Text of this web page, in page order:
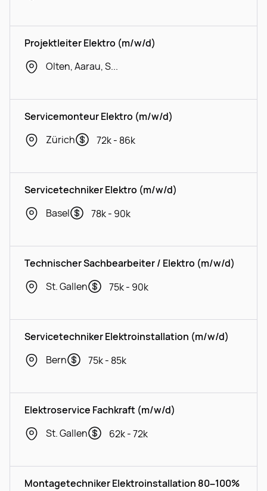
Projektleiter Elektro (m/w/d)
Olten, Aarau, Spreitenbach
Servicemonteur Elektro (m/w/d)
Zürich
72k - 86k
Servicetechniker Elektro (m/w/d)
Basel
78k - 90k
Technischer Sachbearbeiter / Elektro (m/w/d)
St. Gallen
75k - 90k
Servicetechniker Elektroinstallation (m/w/d)
Bern
75k - 85k
Elektroservice Fachkraft (m/w/d)
St. Gallen
62k - 72k
Montagetechniker Elektroinstallation 80–100%